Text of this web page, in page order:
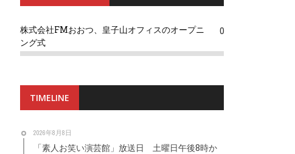
株式会社FMおおつ、皇子山オフィスのオープニ
ング式
0
TIMELINE
2026年8月8日
「素人お笑い演芸館」放送日 土曜日午後8時か